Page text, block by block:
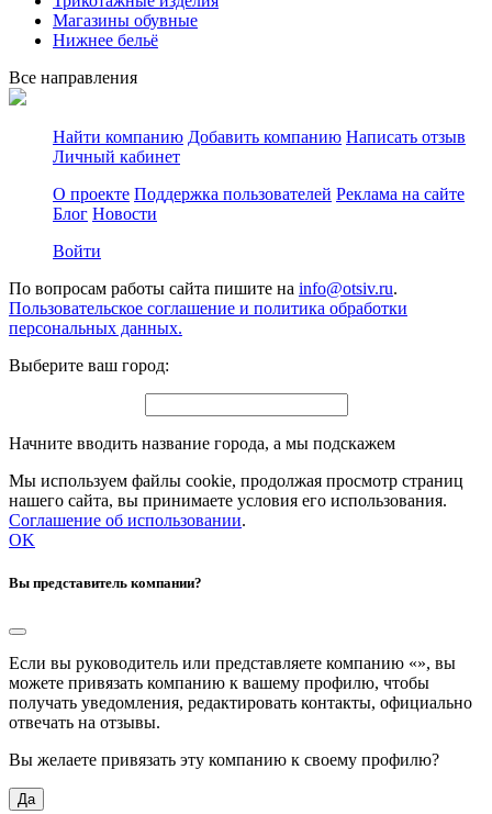
Магазины обувные
Нижнее бельё
Все направления
Найти компанию Добавить компанию Написать отзыв
Личный кабинет
О проекте Поддержка пользователей Реклама на сайте
Блог Новости
Войти
По вопросам работы сайта пишите на info@otsiv.ru.
Пользовательское соглашение и политика обработки
персональных данных.
Выберите ваш город:
Начните вводить название города, а мы подскажем
Мы используем файлы cookie, продолжая просмотр страниц
нашего сайта, вы принимаете условия его использования.
Соглашение об использовании.
OK
Вы представитель компании?
Если вы руководитель или представляете компанию «», вы
можете привязать компанию к вашему профилю, чтобы
получать уведомления, редактировать контакты, официально
отвечать на отзывы.
Вы желаете привязать эту компанию к своему профилю?
Да